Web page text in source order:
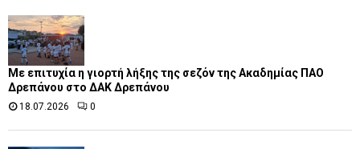
Με επιτυχία η γιορτή λήξης της σεζόν της Ακαδημίας ΠΑΟ
Δρεπάνου στο ΔΑΚ Δρεπάνου
18.07.2026 0